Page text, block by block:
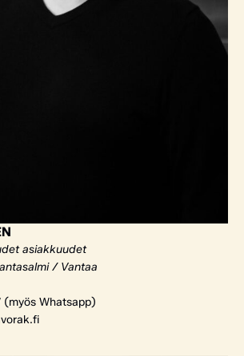
asiakkuudet
/ Vantaa
Whatsapp)